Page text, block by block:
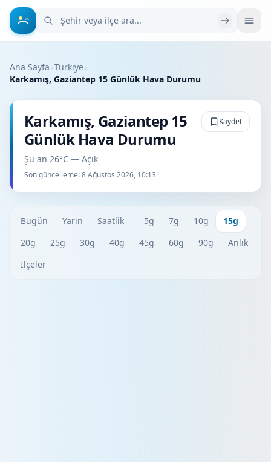
Şehir veya ilçe ara
Ana Sayfa ›Türkiye›
Karkamış, Gaziantep 15 Günlük Hava Durumu
Karkamış, Gaziantep 15
Günlük Hava Durumu
Şu an 26°C — Açık
Son güncelleme:8 Ağustos 2026, 10:13
Kaydet
Bugün Yarın Saatlik 5g 7g 10g
15g
20g
25g 30g 40g 45g 60g 90g
Anlık
İlçeler